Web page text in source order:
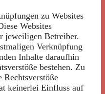
zu Websites
Websites
jeweiligen Betreiber.
Verknüpfung
Inhalte daraufhin
bestehen. Zu
keinerlei Einfluss auf